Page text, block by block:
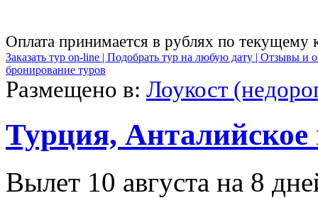
Оплата принимается в рублях по текущему
Заказать тур on-line | Подобрать тур на любую дату | Отзывы и
бронирование туров
Размещено в: Лоукост
Турция, Анталийское
Вылет 10 августа на 8